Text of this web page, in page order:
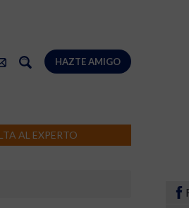
HAZTE AMIGO
AL EXPERTO